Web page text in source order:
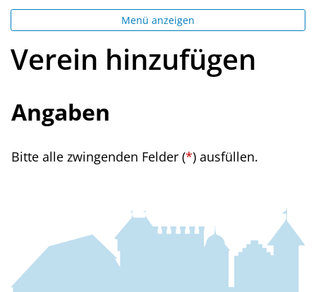
Menü anzeigen
Verein hinzufügen
Angaben
Bitte alle zwingenden Felder (*) ausfüllen.